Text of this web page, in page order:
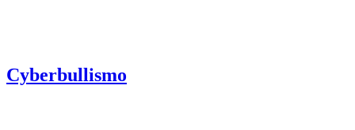
Cyberbullismo